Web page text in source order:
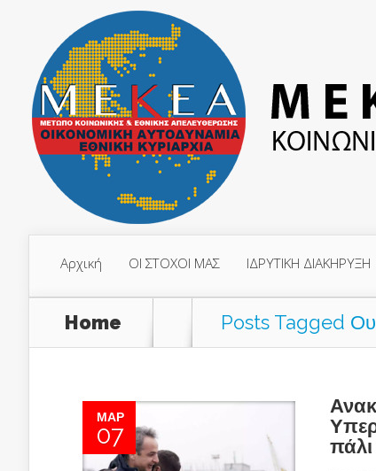
Αρχική ΟΙ ΣΤΟΧΟΙ ΜΑΣ ΙΔΡΥΤΙΚΗ ΔΙΑΚΗΡΥΞΗ
Home Posts Tagged
ΜΑΡ
07